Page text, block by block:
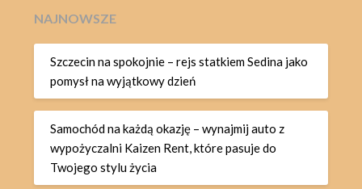
NAJNOWSZE
Szczecin na spokojnie – rejs statkiem Sedina jako
pomysł na wyjątkowy dzień
Samochód na każdą okazję – wynajmij auto z
wypożyczalni Kaizen Rent, które pasuje do
Twojego stylu życia